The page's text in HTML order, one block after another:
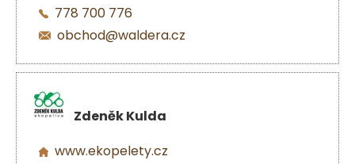
778 700 776
obchod@waldera.cz
Zdeněk Kulda
www.ekopelety.cz